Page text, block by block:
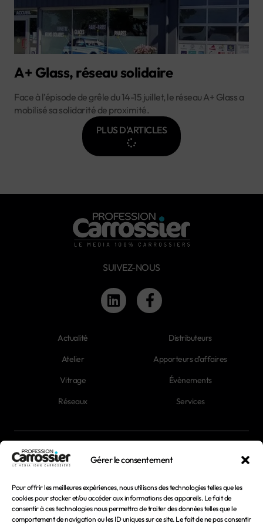
Gérer le consentement
Pour offrir les meilleures expériences, nous utilisons des technologies telles que les
cookies pour stocker et/ou accéder aux informations des appareils. Le fait de
consentir à ces technologies nous permettra de traiter des données telles que le
comportement de navigation ou les ID uniques sur ce site. Le fait de ne pas consentir
A+ Glass, réseau solidaire
Face à l’épisode de grêle du 14-15 juillet, le réseau A+ Glass a
mobilisé sa solidarité de proximité.
PLUS D'ARTICLES
SUIVEZ-NOUS
Actualité
Atelier
Vitrage
Réseaux
Distributeurs
Apporteurs d'affaires
Évènements
Services
Mentions légales